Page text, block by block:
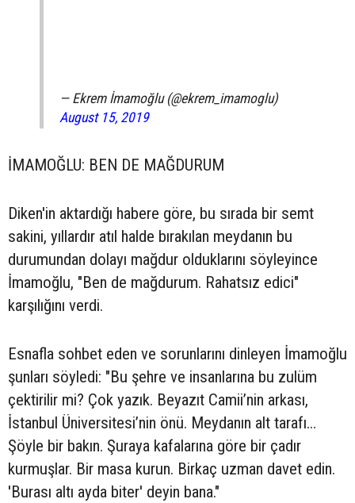
— Ekrem İmamoğlu (@ekrem_imamoglu)
August 15, 2019
​İMAMOĞLU: BEN DE MAĞDURUM
Diken'in aktardığı habere göre, bu sırada bir semt
sakini, yıllardır atıl halde bırakılan meydanın bu
durumundan dolayı mağdur olduklarını söyleyince
İmamoğlu, "Ben de mağdurum. Rahatsız edici"
karşılığını verdi.
Esnafla sohbet eden ve sorunlarını dinleyen İmamoğlu
şunları söyledi: "Bu şehre ve insanlarına bu zulüm
çektirilir mi? Çok yazık. Beyazıt Camii’nin arkası,
İstanbul Üniversitesi’nin önü. Meydanın alt tarafı…
Şöyle bir bakın. Şuraya kafalarına göre bir çadır
kurmuşlar. Bir masa kurun. Birkaç uzman davet edin.
'Burası altı ayda biter' deyin bana."